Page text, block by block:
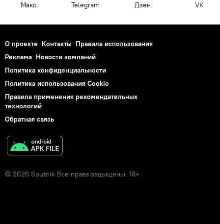
Макс Telegram Дзен VK
О проекте Контакты Правила использования
Реклама Новости компаний
Политика конфиденциальности
Политика использования Cookie
Правила применения рекомендательных
технологий
Обратная связь
© 2026 Sputnik Все права защищены. 18+